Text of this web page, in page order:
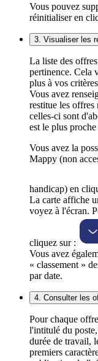
Vous pouvez
réinitialiser en
3. Visualiser les
La liste des
pertinence. Cela
plus à vos critères
Vous avez
restitue les offres
celles-ci sont
est le plus
Vous avez la
Mappy (non
handicap) en
La carte affiche
voyez à l'écran.
cliquez sur :
Vous avez
« classement »
par date.
4. Consulter les
Pour chaque
l'intitulé du
durée de travail,
premiers